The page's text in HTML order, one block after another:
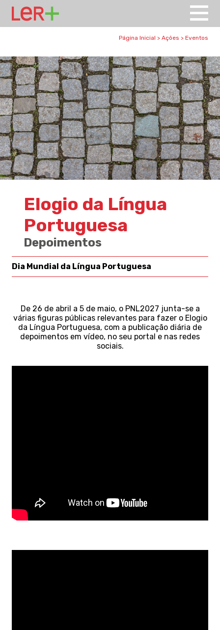
Página Inicial > Ações > Eventos
Elogio da Língua
Portuguesa
Depoimentos
Dia Mundial da Língua Portuguesa
De 26 de abril a 5 de maio, o PNL2027 junta-se a
várias figuras públicas relevantes para fazer o Elogio
da Língua Portuguesa, com a publicação diária de
depoimentos em vídeo, no seu portal e nas redes
sociais.